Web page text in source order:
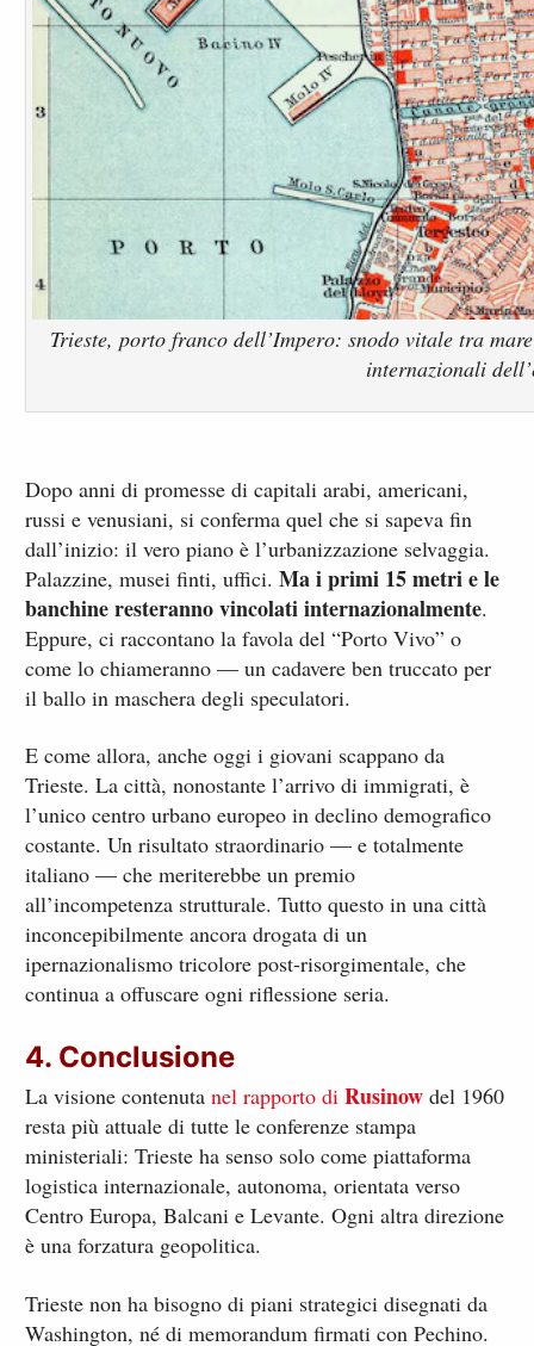
Trieste, porto franco dell’Impero: snodo vitale tra
internazionali
Dopo anni di promesse di capitali arabi, americani,
russi e venusiani, si conferma quel che si sapeva fin
dall’inizio: il vero piano è l’urbanizzazione selvaggia.
Palazzine, musei finti, uffici.Ma i primi 15 metri e le
banchine resteranno vincolati internazionalmente.
Eppure, ci raccontano la favola del “Porto Vivo” o
come lo chiameranno — un cadavere ben truccato per
il ballo in maschera degli speculatori.
E come allora, anche oggi i giovani scappano da
Trieste. La città, nonostante l’arrivo di immigrati, è
l’unico centro urbano europeo in declino demografico
costante. Un risultato straordinario — e totalmente
italiano — che meriterebbe un premio
all’incompetenza strutturale. Tutto questo in una città
inconcepibilmente ancora drogata di un
ipernazionalismo tricolore post-risorgimentale, che
continua a offuscare ogni riflessione seria.
4. Conclusione
La visione contenutanel rapporto di Rusinow del 1960
resta più attuale di tutte le conferenze stampa
ministeriali: Trieste ha senso solo come piattaforma
logistica internazionale, autonoma, orientata verso
Centro Europa, Balcani e Levante. Ogni altra direzione
è una forzatura geopolitica.
Trieste non ha bisogno di piani strategici disegnati da
Washington, né di memorandum firmati con Pechino.